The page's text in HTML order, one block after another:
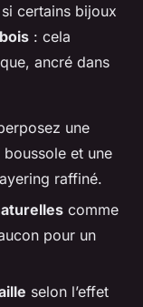
si certains bijoux
: cela
ancré dans
une
et une
raffiné.
comme
pour un
selon l’effet